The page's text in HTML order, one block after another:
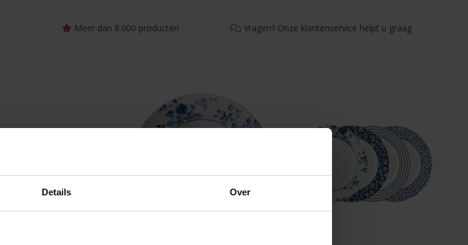
Details Over
Meer dan 8.000 producten Vragen? Onze klantenservice helpt u graag